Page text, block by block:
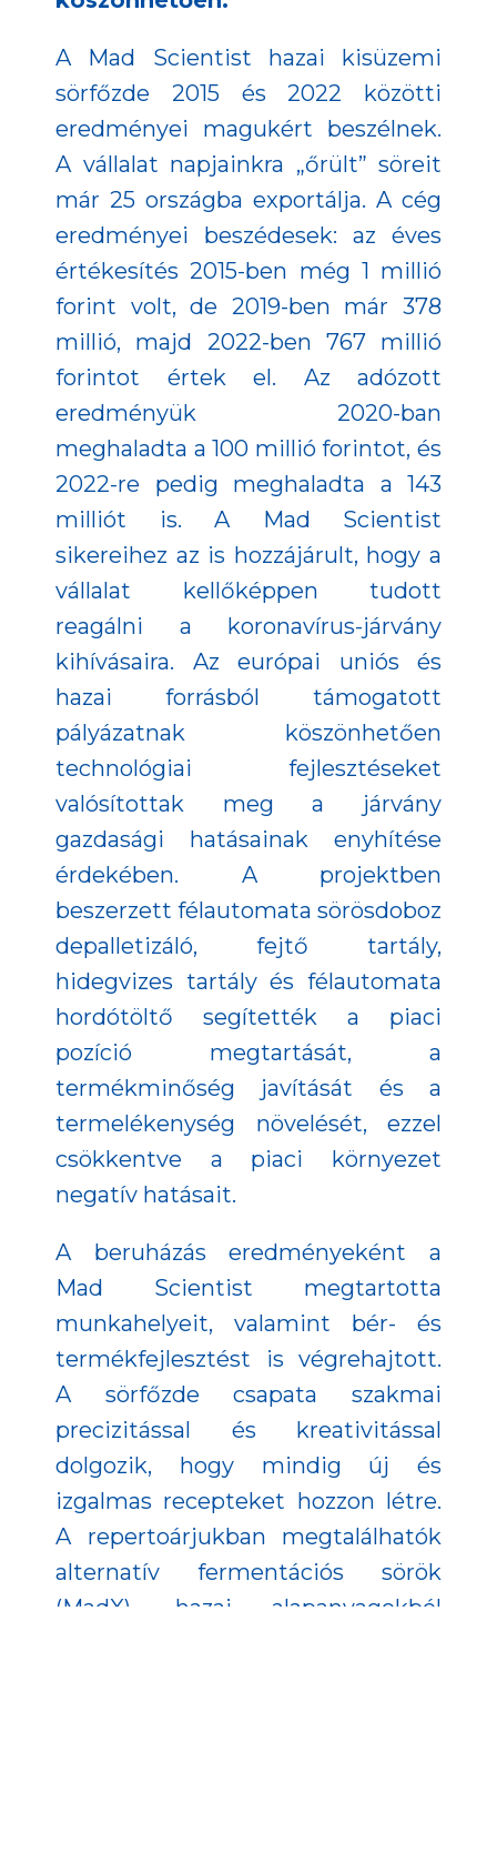
A Mad Scientist hazai kisüzemi
sörfőzde 2015 és 2022 közötti
eredményei magukért beszélnek.
A vállalat napjainkra „őrült” söreit
már 25 országba exportálja. A cég
eredményei beszédesek: az éves
értékesítés 2015-ben még 1 millió
forint volt, de 2019-ben már 378
millió, majd 2022-ben 767 millió
forintot értek el. Az adózott
eredményük 2020-ban
meghaladta a 100 millió forintot, és
2022-re pedig meghaladta a 143
milliót is. A Mad Scientist
sikereihez az is hozzájárult, hogy a
vállalat kellőképpen tudott
reagálni a koronavírus-járvány
kihívásaira. Az európai uniós és
hazai forrásból támogatott
pályázatnak köszönhetően
technológiai fejlesztéseket
valósítottak meg a járvány
gazdasági hatásainak enyhítése
érdekében. A projektben
beszerzett félautomata sörösdoboz
depalletizáló, fejtő tartály,
hidegvizes tartály és félautomata
hordótöltő segítették a piaci
pozíció megtartását, a
termékminőség javítását és a
termelékenység növelését, ezzel
csökkentve a piaci környezet
negatív hatásait.
A beruházás eredményeként a
Mad Scientist megtartotta
munkahelyeit, valamint bér- és
termékfejlesztést is végrehajtott.
A sörfőzde csapata szakmai
precizitással és kreativitással
dolgozik, hogy mindig új és
izgalmas recepteket hozzon létre.
A repertoárjukban megtalálhatók
alternatív fermentációs sörök
(MadX), hazai alapanyagokból